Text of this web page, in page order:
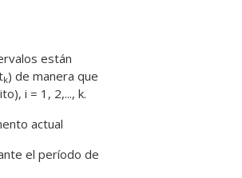
están
k) de manera que
i = 1, 2,..., k.
actual
el período de